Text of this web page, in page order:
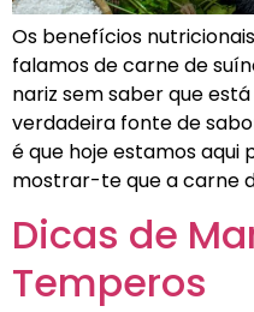
Os benefícios
falamos de carne de
nariz sem saber que
verdadeira fonte de
é que hoje estamos aqui
mostrar-te que a carne
Dicas de
Temperos